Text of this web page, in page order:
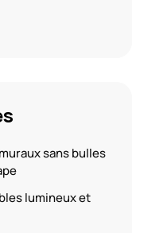
sans bulles
lumineux et